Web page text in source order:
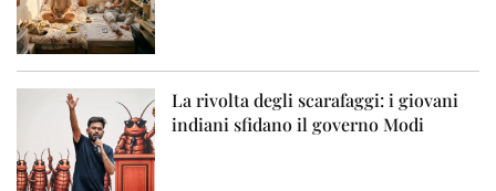
La rivolta degli scarafaggi: i giovani
indiani sfidano il governo Modi